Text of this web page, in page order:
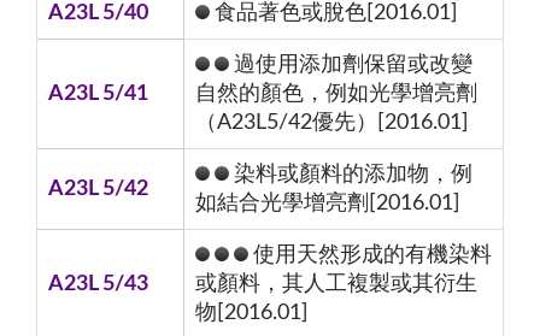
A23L 5/40 食品著色或脫色[2016.01]
A23L 5/41
過使用添加劑保留或改變
自然的顏色，例如光學增亮劑
（A23L5/42優先）[2016.01]
A23L 5/42
染料或顏料的添加物，例
如結合光學增亮劑[2016.01]
A23L 5/43
使用天然形成的有機染料
或顏料，其人工複製或其衍生
物[2016.01]